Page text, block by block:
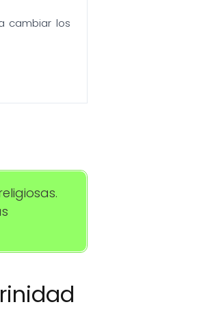
cambiar los